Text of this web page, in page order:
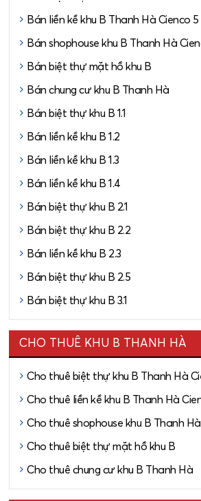
5 cập nhật mới nhất
Bán liền kề khu B Thanh Hà Cienco 5
Bán shophouse khu B Thanh Hà
Bán biệt thự mặt hồ khu B
Bán chung cư khu B Thanh Hà
Bán biệt thự khu B 1.1
Bán liền kề khu B 1.2
Bán liền kề khu B 1.3
Bán liền kề khu B 1.4
Bán biệt thự khu B 2.1
Bán biệt thự khu B 2.2
Bán liền kề khu B 2.3
Bán biệt thự khu B 2.5
Bán biệt thự khu B 3.1
CHO THUÊ KHU B THANH HÀ
Cho thuê biệt thự khu B Thanh Hà
Cho thuê liền kề khu B Thanh Hà
Cho thuê shophouse khu B Thanh
Cho thuê biệt thự mặt hồ khu B
Cho thuê chung cư khu B Thanh Hà